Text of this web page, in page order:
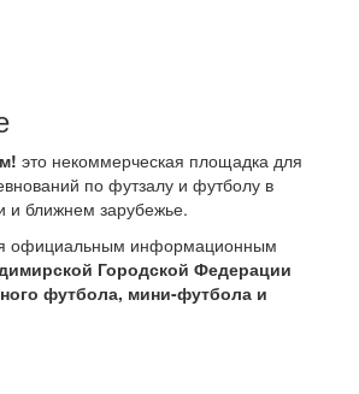
это некоммерческая площадка для
по футзалу и футболу в
и ближнем зарубежье.
официальным информационным
Городской Федерации
футбола, мини-футбола и